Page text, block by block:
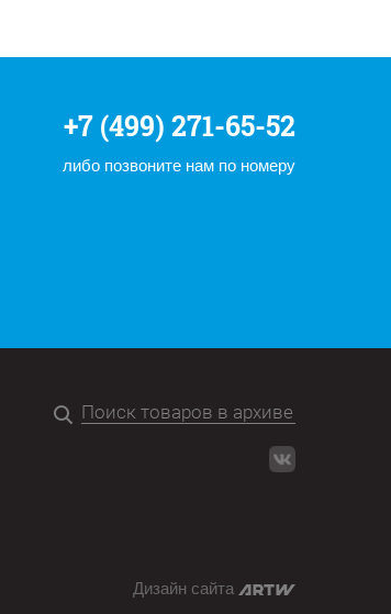
+7 (499) 271-65-52
либо позвоните нам по номеру
Дизайн сайта